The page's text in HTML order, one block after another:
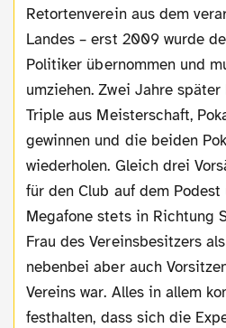
Retortenverein aus dem
Landes – erst 2009 wurde
Politiker übernommen und
umziehen. Zwei Jahre
Triple aus Meisterschaft,
gewinnen und die beiden
wiederholen. Gleich drei
für den Club auf dem
Megafone stets in Richtung
Frau des Vereinsbesitzers
nebenbei aber auch
Vereins war. Alles in allem
festhalten, dass sich die